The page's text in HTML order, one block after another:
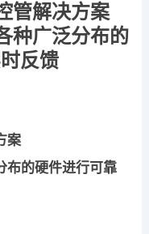
管解决方案
种广泛分布的
反馈
案
布的硬件进行可靠